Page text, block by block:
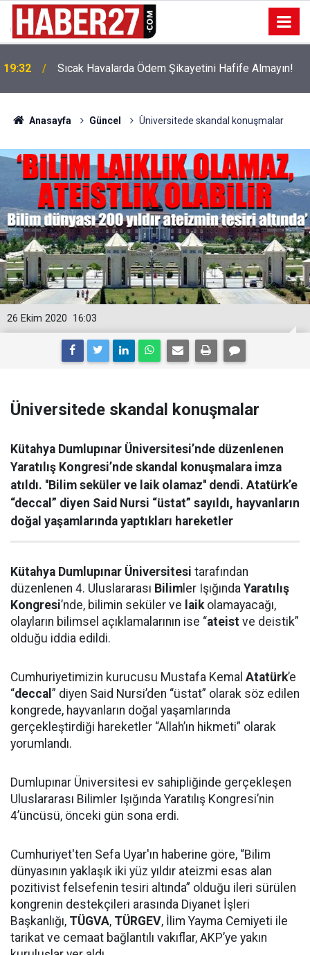
19:32 Sıcak Havalarda Ödem Şikayetini Hafife Almayın!
Anasayfa Güncel Üniversitede skandal konuşmalar
16:03
26 Ekim 2020
Üniversitede skandal konuşmalar
Kütahya Dumlupınar Üniversitesi’nde düzenlenen
Yaratılış Kongresi’nde skandal konuşmalara imza
atıldı. ''Bilim seküler ve laik olamaz'' dendi. Atatürk’e
“deccal” diyen Said Nursi “üstat” sayıldı, hayvanların
doğal yaşamlarında yaptıkları hareketler
Kütahya Dumlupınar Üniversitesi tarafından
düzenlenen 4. Uluslararası Bilim ler Işığında Yaratılış
Kongresi’nde, bilimin seküler ve laikolamayacağı,
olayların bilimsel açıklamalarının ise “ateist ve deistik”
olduğu iddia edildi.
Cumhuriyetimizin kurucusu Mustafa Kemal Atatürk’e
“deccal ” diyen Said Nursi’den “üstat” olarak söz edilen
kongrede, hayvanların doğal yaşamlarında
gerçekleştirdiği hareketler “Allah’ın hikmeti” olarak
yorumlandı.
Dumlupınar Üniversitesi ev sahipliğinde gerçekleşen
Uluslararası Bilimler Işığında Yaratılış Kongresi’nin
4’üncüsü, önceki gün sona erdi.
Cumhuriyet'ten Sefa Uyar'ın haberine göre, “Bilim
dünyasının yaklaşık iki yüz yıldır ateizmi esas alan
pozitivist felsefenin tesiri altında” olduğu ileri sürülen
kongrenin destekçileri arasında Diyanet İşleri
Başkanlığı, TÜGVA, TÜRGEV, İlim Yayma Cemiyeti ile
tarikat ve cemaat bağlantılı vakıflar, AKP’ye yakın